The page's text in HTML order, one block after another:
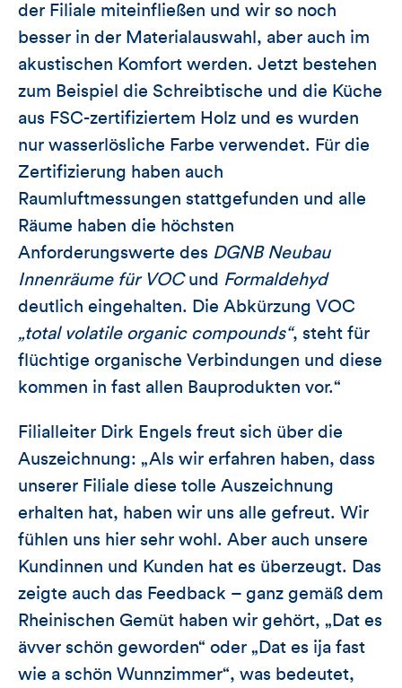
der Filiale miteinfließen und wir so noch
besser in der Materialauswahl, aber auch im
akustischen Komfort werden. Jetzt bestehen
zum Beispiel die Schreibtische und die Küche
aus FSC-zertifiziertem Holz und es wurden
nur wasserlösliche Farbe verwendet. Für die
Zertifizierung haben auch
Raumluftmessungen stattgefunden und alle
Räume haben die höchsten
Anforderungswerte des DGNB Neubau
Innenräume für VOC und Formaldehyd
deutlich eingehalten. Die Abkürzung VOC
„total volatile organic compounds“, steht für
flüchtige organische Verbindungen und diese
kommen in fast allen Bauprodukten vor.“
Filialleiter Dirk Engels freut sich über die
Auszeichnung: „Als wir erfahren haben, dass
unserer Filiale diese tolle Auszeichnung
erhalten hat, haben wir uns alle gefreut. Wir
fühlen uns hier sehr wohl. Aber auch unsere
Kundinnen und Kunden hat es überzeugt. Das
zeigte auch das Feedback – ganz gemäß dem
Rheinischen Gemüt haben wir gehört, „Dat es
ävver schön geworden“ oder „Dat es ija fast
wie a schön Wunnzimmer“, was bedeutet,